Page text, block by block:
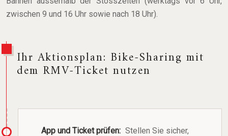
zwischen 9 und 16 Uhr sowie nach 18 Uhr).
Ihr Aktionsplan: Bike-Sharing mit
dem RMV-Ticket nutzen
App und Ticket prüfen: Stellen Sie sicher,